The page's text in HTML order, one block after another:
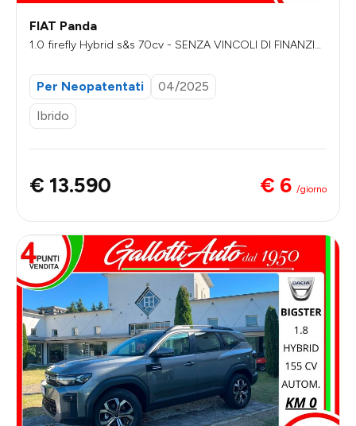
FIAT Panda
1.0 firefly Hybrid s&s 70cv - SENZA VINCOLI DI FINANZIA
Per Neopatentati
04/2025
Ibrido
€ 13.590 € 6 /giorno